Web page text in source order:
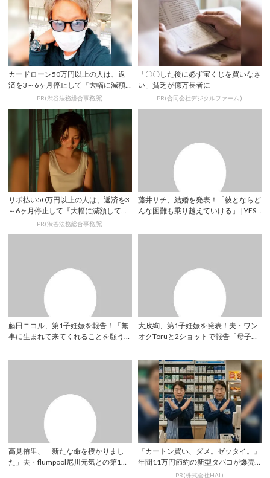
カードローン50万円以上の人は、返
済を3～6ヶ月停止して『大幅に減額
してから返済...PR(渋谷法務総合事務所)
「〇〇した後に必ず宝くじを買いなさ
い」貧乏が億万長者に
PR(合同会社デジタルファーム )
リボ払い50万円以上の人は、返済を3
～6ヶ月停止して『大幅に減額してか
ら返済する...PR(渋谷法務総合事務所)
藤井サチ、結婚を発表！「彼とならど
んな困難も乗り越えていける」 | YESN
藤田ニコル、第1子妊娠を報告！「無
事に生まれて来てくれることを願う
大政絢、第1子妊娠を発表！夫・ワン
オクToruと2ショットで報告「母子共
高見侑里、「新たな命を授かりまし
た」夫・flumpool尼川元気との第1子
『カートン買い、ダメ。ゼッタイ。』
年間11万円節約の新型タバコが爆売
PR(株式会社HAL)